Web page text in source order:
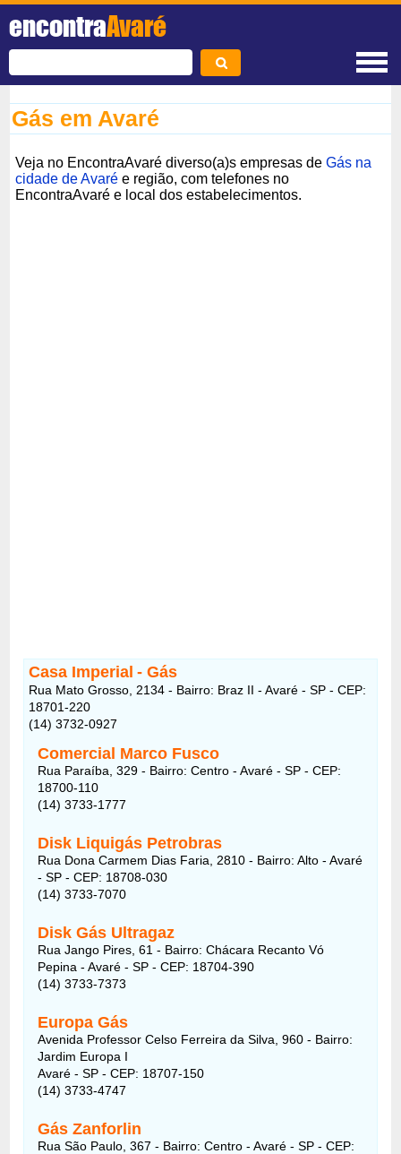
encontraAvaré
Gás em Avaré
Veja no EncontraAvaré diverso(a)s empresas deGás na
cidade de Avaré e região, com telefones no
EncontraAvaré e local dos estabelecimentos.
Casa Imperial - Gás
Rua Mato Grosso, 2134 - Bairro: Braz II - Avaré - SP - CEP:
18701-220
(14) 3732-0927
Comercial Marco Fusco
Rua Paraíba, 329- Bairro: Centro - Avaré - SP - CEP:
18700-110
(14) 3733-1777
Disk Liquigás Petrobras
Rua Dona Carmem Dias Faria, 2810- Bairro: Alto - Avaré
- SP - CEP: 18708-030
(14) 3733-7070
Disk Gás Ultragaz
Rua Jango Pires, 61- Bairro: Chácara Recanto Vó
Pepina - Avaré - SP - CEP: 18704-390
(14) 3733-7373
Europa Gás
Avenida Professor Celso Ferreira da Silva, 960- Bairro:
Jardim Europa I
Avaré - SP - CEP: 18707-150
(14) 3733-4747
Gás Zanforlin
Rua São Paulo, 367- Bairro: Centro - Avaré - SP - CEP: